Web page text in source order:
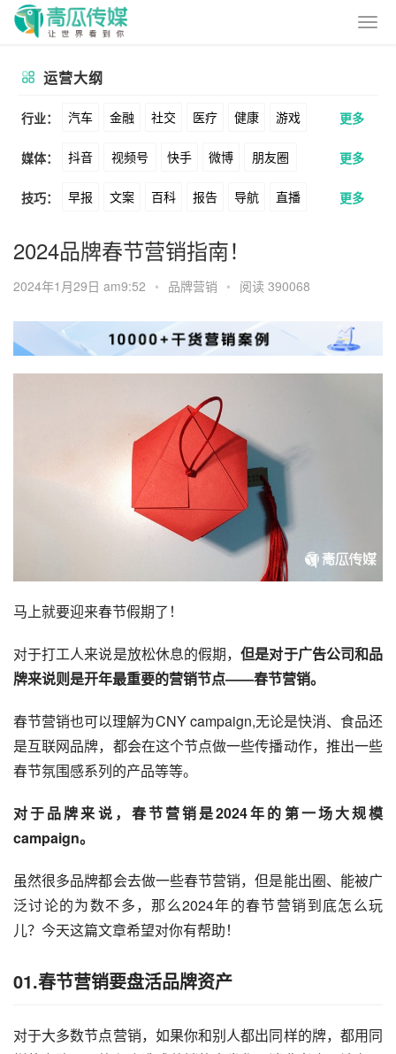
运营大纲
行业： 汽车 金融 社交 医疗 健康 游戏
动漫 美妆 美食 家装 教育 婚纱
酒旅 母婴 宠物 文娱 跨境 科技
广告 元宇宙 房地产
更多
媒体： 抖音 视频号 快手 微博 朋友圈
公众号 B站 小红书 头条 知乎
Soul 360 百度 搜狗 爱奇艺
美图 最右 神马 谷歌 Facebook
Tiktok YouTube Yahoo Bing
更多
技巧： 早报 文案 百科 报告 导航 直播
卖货 脚本 话术 电商 私域
涨粉 广告 推广 方案 策划 案例
数据 拉新 活动 用户 海外
更多
2024品牌春节营销指南！
2024年1月29日 am9:52 • 品牌营销 • 阅读 390068
马上就要迎来春节假期了！
对于打工人来说是放松休息的假期，但是对于广告公司和品
牌来说则是开年最重要的营销节点——春节营销。
春节营销也可以理解为CNY campaign,无论是快消、食品还
是互联网品牌，都会在这个节点做一些传播动作，推出一些
春节氛围感系列的产品等等。
对于品牌来说，春节营销是2024年的第一场大规模
campaign。
虽然很多品牌都会去做一些春节营销，但是能出圈、能被广
泛讨论的为数不多，那么2024年的春节营销到底怎么玩
儿？今天这篇文章希望对你有帮助！
01.春节营销要盘活品牌资产
对于大多数节点营销，如果你和别人都出同样的牌，都用同